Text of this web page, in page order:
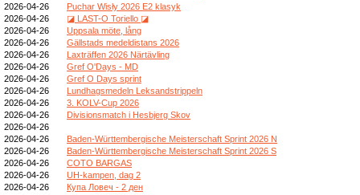
2026-04-26
Puchar Wisły 2026 E2 klasyk
2026-04-26
◪ LAST-O Toriello ◪
2026-04-26
Uppsala möte, lång
2026-04-26
Gällstads medeldistans 2026
2026-04-26
Laxträffen 2026 Närtävling
2026-04-26
Gref O'Days - MD
2026-04-26
Gref O Days sprint
2026-04-26
Lundhagsmedeln Leksandstrippeln
2026-04-26
3. KOLV-Cup 2026
2026-04-26
Divisionsmatch i Hesbjerg Skov
2026-04-26
2026-04-26
Baden-Württembergische Meisterschaft Sprint 2026 N
2026-04-26
Baden-Württembergische Meisterschaft Sprint 2026 S
2026-04-26
COTO BARGAS
2026-04-26
UH-kampen, dag 2
2026-04-26
Купа Ловеч - 2 ден